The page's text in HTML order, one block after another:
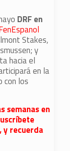
DRF en
Stakes,
y
hacia el
en la
con los
semanas en
y recuerda